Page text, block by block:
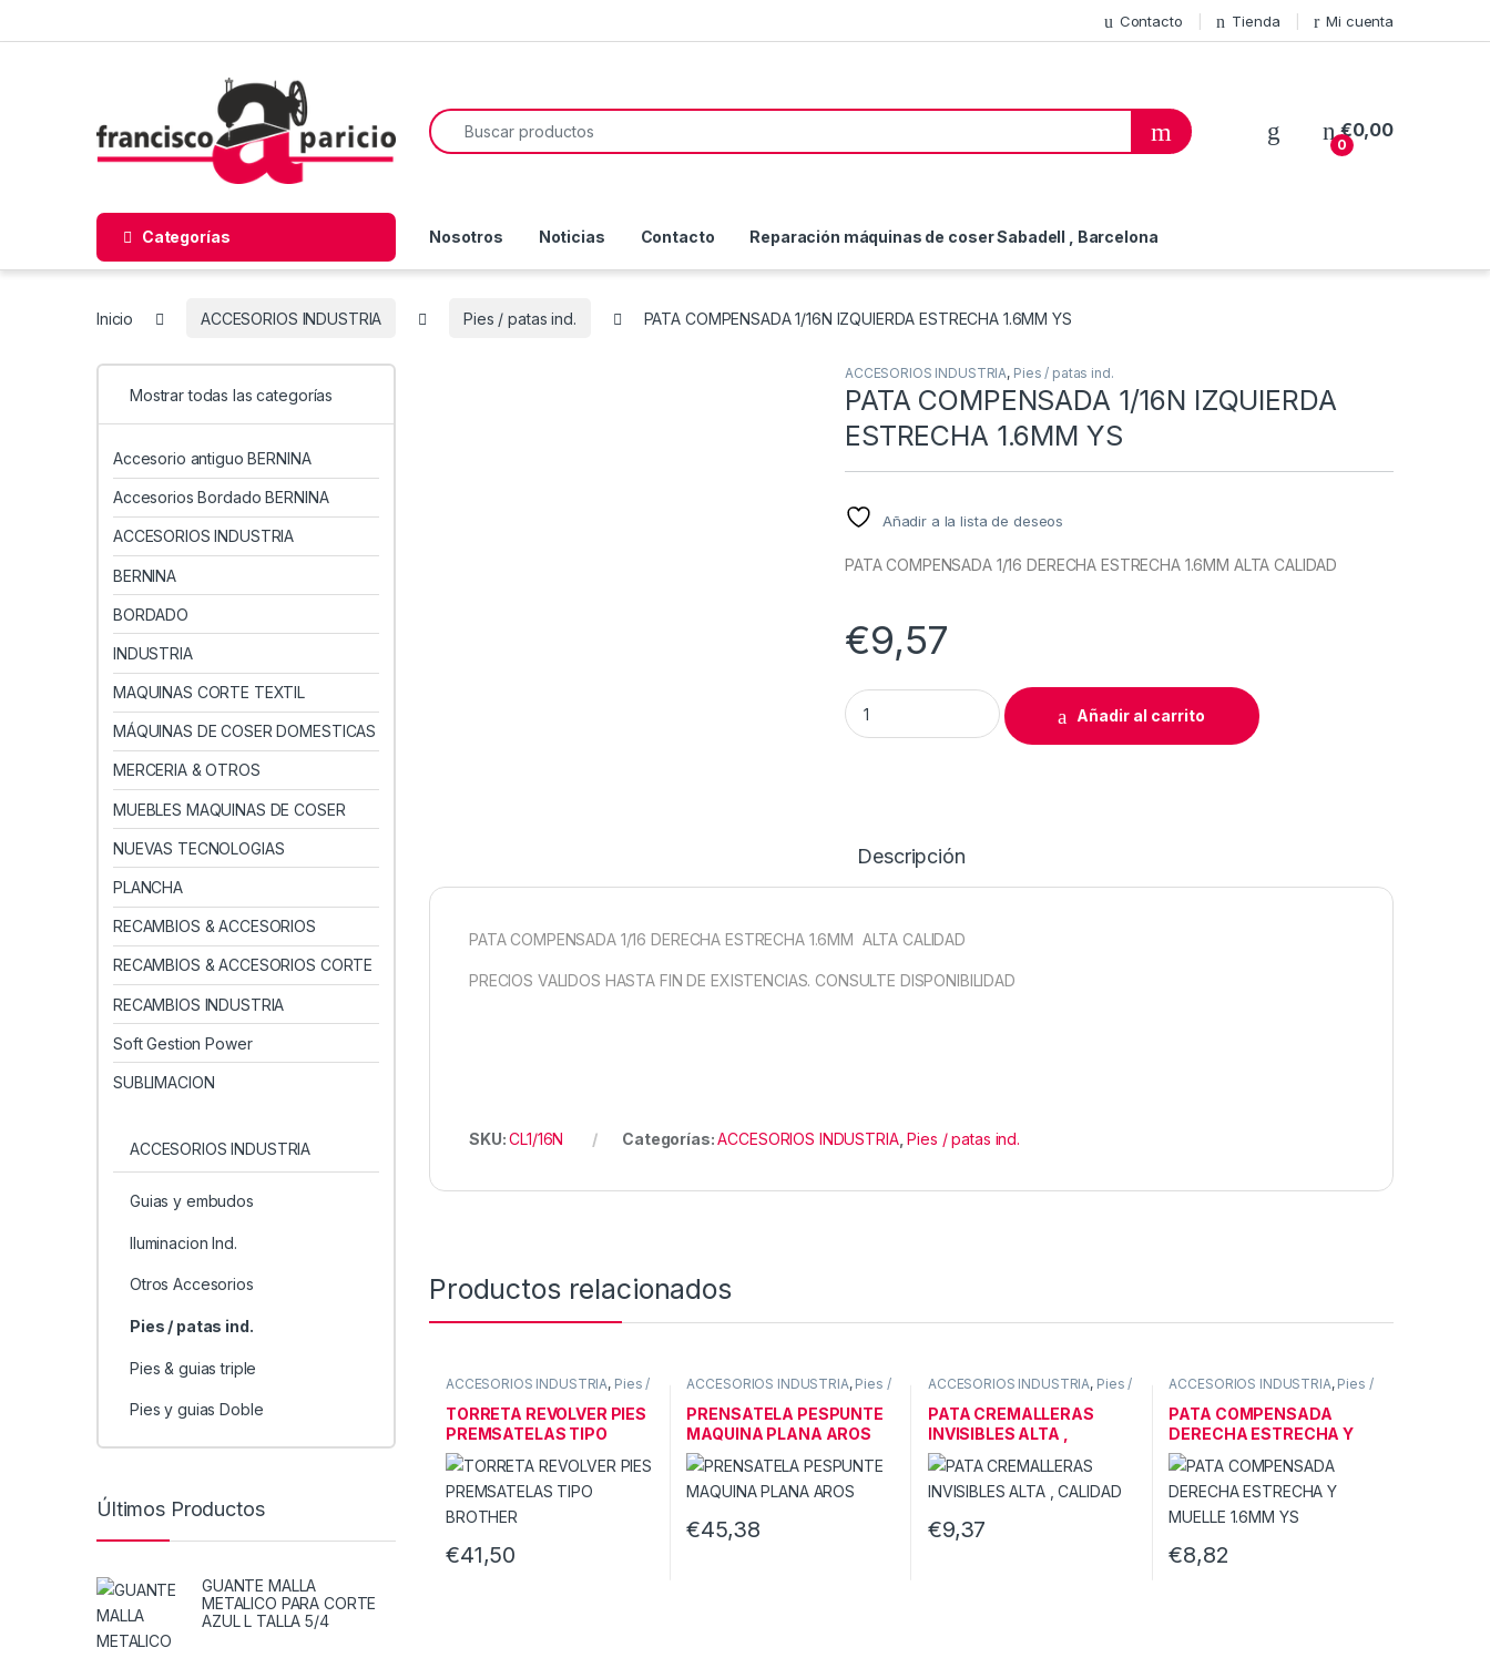
Contacto Tienda Mi cuenta
Search for:
0
€0,00
Categorías Nosotros Noticias Contacto Reparación máquinas de coser Sabadell , Barcelona
Inicio ACCESORIOS INDUSTRIA Pies / patas ind. PATA COMPENSADA 1/16N IZQUIERDA ESTRECHA 1.6MM YS
ACCESORIOS INDUSTRIA, Pies / patas ind.
PATA COMPENSADA 1/16N IZQUIERDA
ESTRECHA 1.6MM YS
Añadir a la lista de deseos
PATA COMPENSADA 1/16 DERECHA ESTRECHA 1.6MM ALTA CALIDAD
€9,57
PATA COMPENSADA 1/16N IZQUIERDA ESTRECHA 1.6MM YS quantity
Añadir al carrito
Descripción
PATA COMPENSADA 1/16 DERECHA ESTRECHA 1.6MM ALTA CALIDAD
PRECIOS VALIDOS HASTA FIN DE EXISTENCIAS. CONSULTE DISPONIBILIDAD
SKU:CL1/16N Categorías:ACCESORIOS INDUSTRIA,Pies / patas ind.
Productos relacionados
ACCESORIOS INDUSTRIA, Pies /
TORRETA REVOLVER PIES
PREMSATELAS TIPO
BROTHER
€41,50
ACCESORIOS INDUSTRIA, Pies /
PRENSATELA PESPUNTE
MAQUINA PLANA AROS
€45,38
ACCESORIOS INDUSTRIA, Pies /
PATA CREMALLERAS
INVISIBLES ALTA ,
CALIDAD
€9,37
ACCESORIOS INDUSTRIA, Pies /
PATA COMPENSADA
DERECHA ESTRECHA Y
MUELLE 1.6MM YS
€8,82
Mostrar todas las categorías
Accesorio antiguo BERNINA
Accesorios Bordado BERNINA
ACCESORIOS INDUSTRIA
BERNINA
BORDADO
INDUSTRIA
MAQUINAS CORTE TEXTIL
MÁQUINAS DE COSER DOMESTICAS
MERCERIA & OTROS
MUEBLES MAQUINAS DE COSER
NUEVAS TECNOLOGIAS
PLANCHA
RECAMBIOS & ACCESORIOS
RECAMBIOS & ACCESORIOS CORTE
RECAMBIOS INDUSTRIA
Soft Gestion Power
SUBLIMACION
ACCESORIOS INDUSTRIA
Guias y embudos
Iluminacion Ind.
Otros Accesorios
Pies / patas ind.
Pies & guias triple
Pies y guias Doble
Últimos Productos
GUANTE MALLA
METALICO PARA CORTE
AZUL L TALLA 5/4